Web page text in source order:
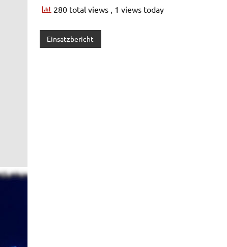
280 total views , 1 views today
Einsatzbericht